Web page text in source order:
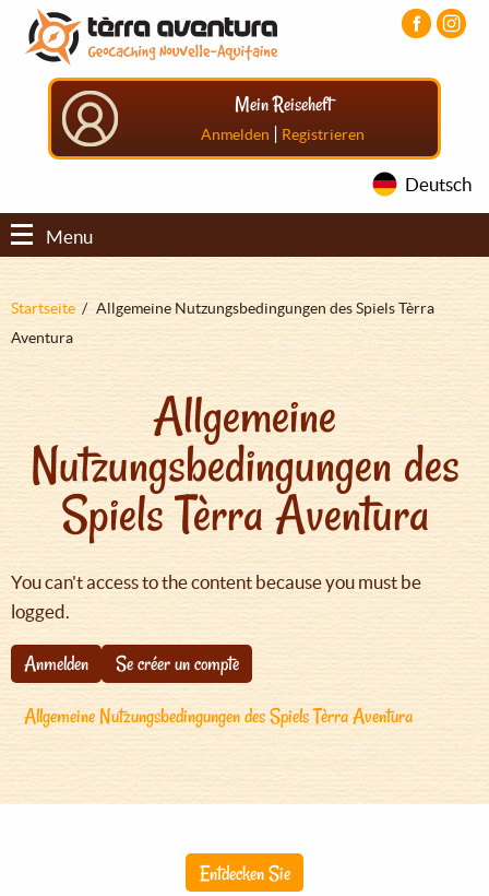
Direkt
zum
Inhalt
Aller
menu
principal
Aller
pied
Mein Reiseheft
Anmelden | Registrieren
Deutsch
Menu
Pfadnavigation
Startseite
Allgemeine Nutzungsbedingungen des Spiels Tèrra
Aventura
Allgemeine
Nutzungsbedingungen des
Spiels Tèrra Aventura
You can't access to the content because you must be
logged.
Anmelden
Se créer un compte
Allgemeine Nutzungsbedingungen des Spiels Tèrra Aventura
Entdecken Sie